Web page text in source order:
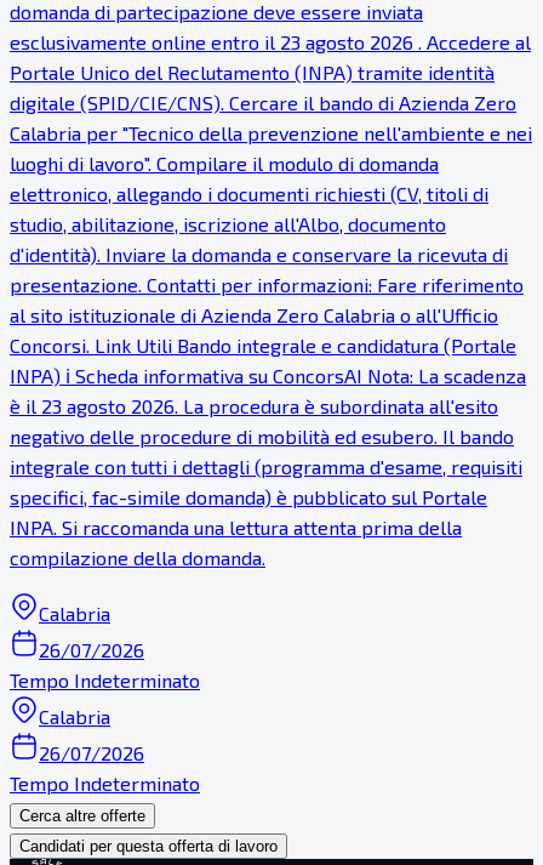
domanda di partecipazione deve essere inviata
esclusivamente online entro il 23 agosto 2026 . Accedere al
Portale Unico del Reclutamento (INPA) tramite identità
digitale (SPID/CIE/CNS). Cercare il bando di Azienda Zero
Calabria per "Tecnico della prevenzione nell'ambiente e nei
luoghi di lavoro". Compilare il modulo di domanda
elettronico, allegando i documenti richiesti (CV, titoli di
studio, abilitazione, iscrizione all'Albo, documento
d'identità). Inviare la domanda e conservare la ricevuta di
presentazione. Contatti per informazioni: Fare riferimento
al sito istituzionale di Azienda Zero Calabria o all'Ufficio
Concorsi. Link Utili Bando integrale e candidatura (Portale
INPA) ℹ Scheda informativa su ConcorsAI Nota: La scadenza
è il 23 agosto 2026. La procedura è subordinata all'esito
negativo delle procedure di mobilità ed esubero. Il bando
integrale con tutti i dettagli (programma d'esame, requisiti
specifici, fac-simile domanda) è pubblicato sul Portale
INPA. Si raccomanda una lettura attenta prima della
compilazione della domanda.
Calabria
26/07/2026
Tempo Indeterminato
Calabria
26/07/2026
Tempo Indeterminato
Cerca altre offerte
Candidati per questa offerta di lavoro